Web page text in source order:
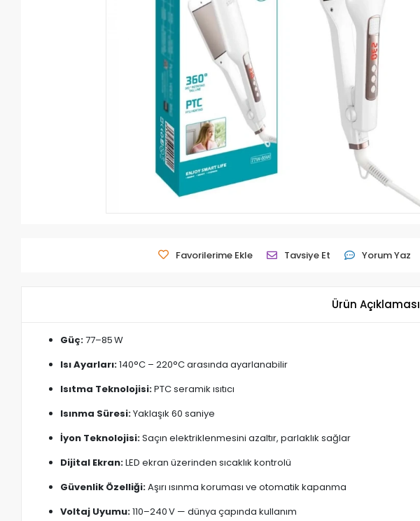
Favorilerime Ekle Tavsiye Et Yorum Yaz
Ürün Açıklaması
Güç:77–85 W
Isı Ayarları:140°C – 220°C arasında ayarlanabilir
Isıtma Teknolojisi:PTC seramik ısıtıcı
Isınma Süresi:Yaklaşık 60 saniye
İyon Teknolojisi:Saçın elektriklenmesini azaltır, parlaklık sağlar
Dijital Ekran:LED ekran üzerinden sıcaklık kontrolü
Güvenlik Özelliği:Aşırı ısınma koruması ve otomatik kapanma
Voltaj Uyumu:110–240 V — dünya çapında kullanım